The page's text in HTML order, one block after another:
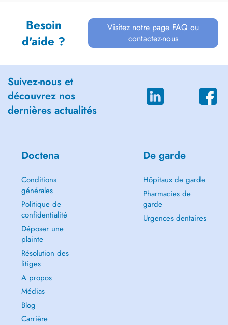
Besoin
d'aide ?
Visitez notre page FAQ ou
contactez-nous
Suivez-nous et
découvrez nos
dernières actualités
Doctena
Conditions
générales
Politique de
confidentialité
Déposer une
plainte
Résolution des
litiges
A propos
Médias
Blog
Carrière
De garde
Hôpitaux de garde
Pharmacies de
garde
Urgences dentaires